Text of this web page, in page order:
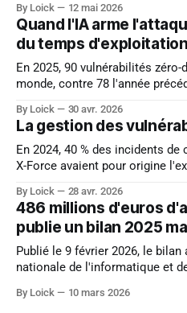
par l'IA promettent de détecter
l'attaquant. La réalité est plus
By Loick 12 mai 2026
Quand l'IA arme
du temps d'exploitation
En 2025, 90 vulnérabilités
monde, contre 78 l'année précédente.
délai moyen entre la publication
exploitation active s'est
By Loick 30 avr. 2026
La gestion des
En 2024, 40 % des incidents
X-Force avaient pour origine
le paysage des vulnérabilités
d'attaques pour les uns, outil
autres, elle
By Loick 28 avr. 2026
486 millions d'euros
publie un bilan 2025
Publié le 9 février 2026, le
nationale de l'informatique et
259 décisions rendues et près
By Loick 10 mars 2026